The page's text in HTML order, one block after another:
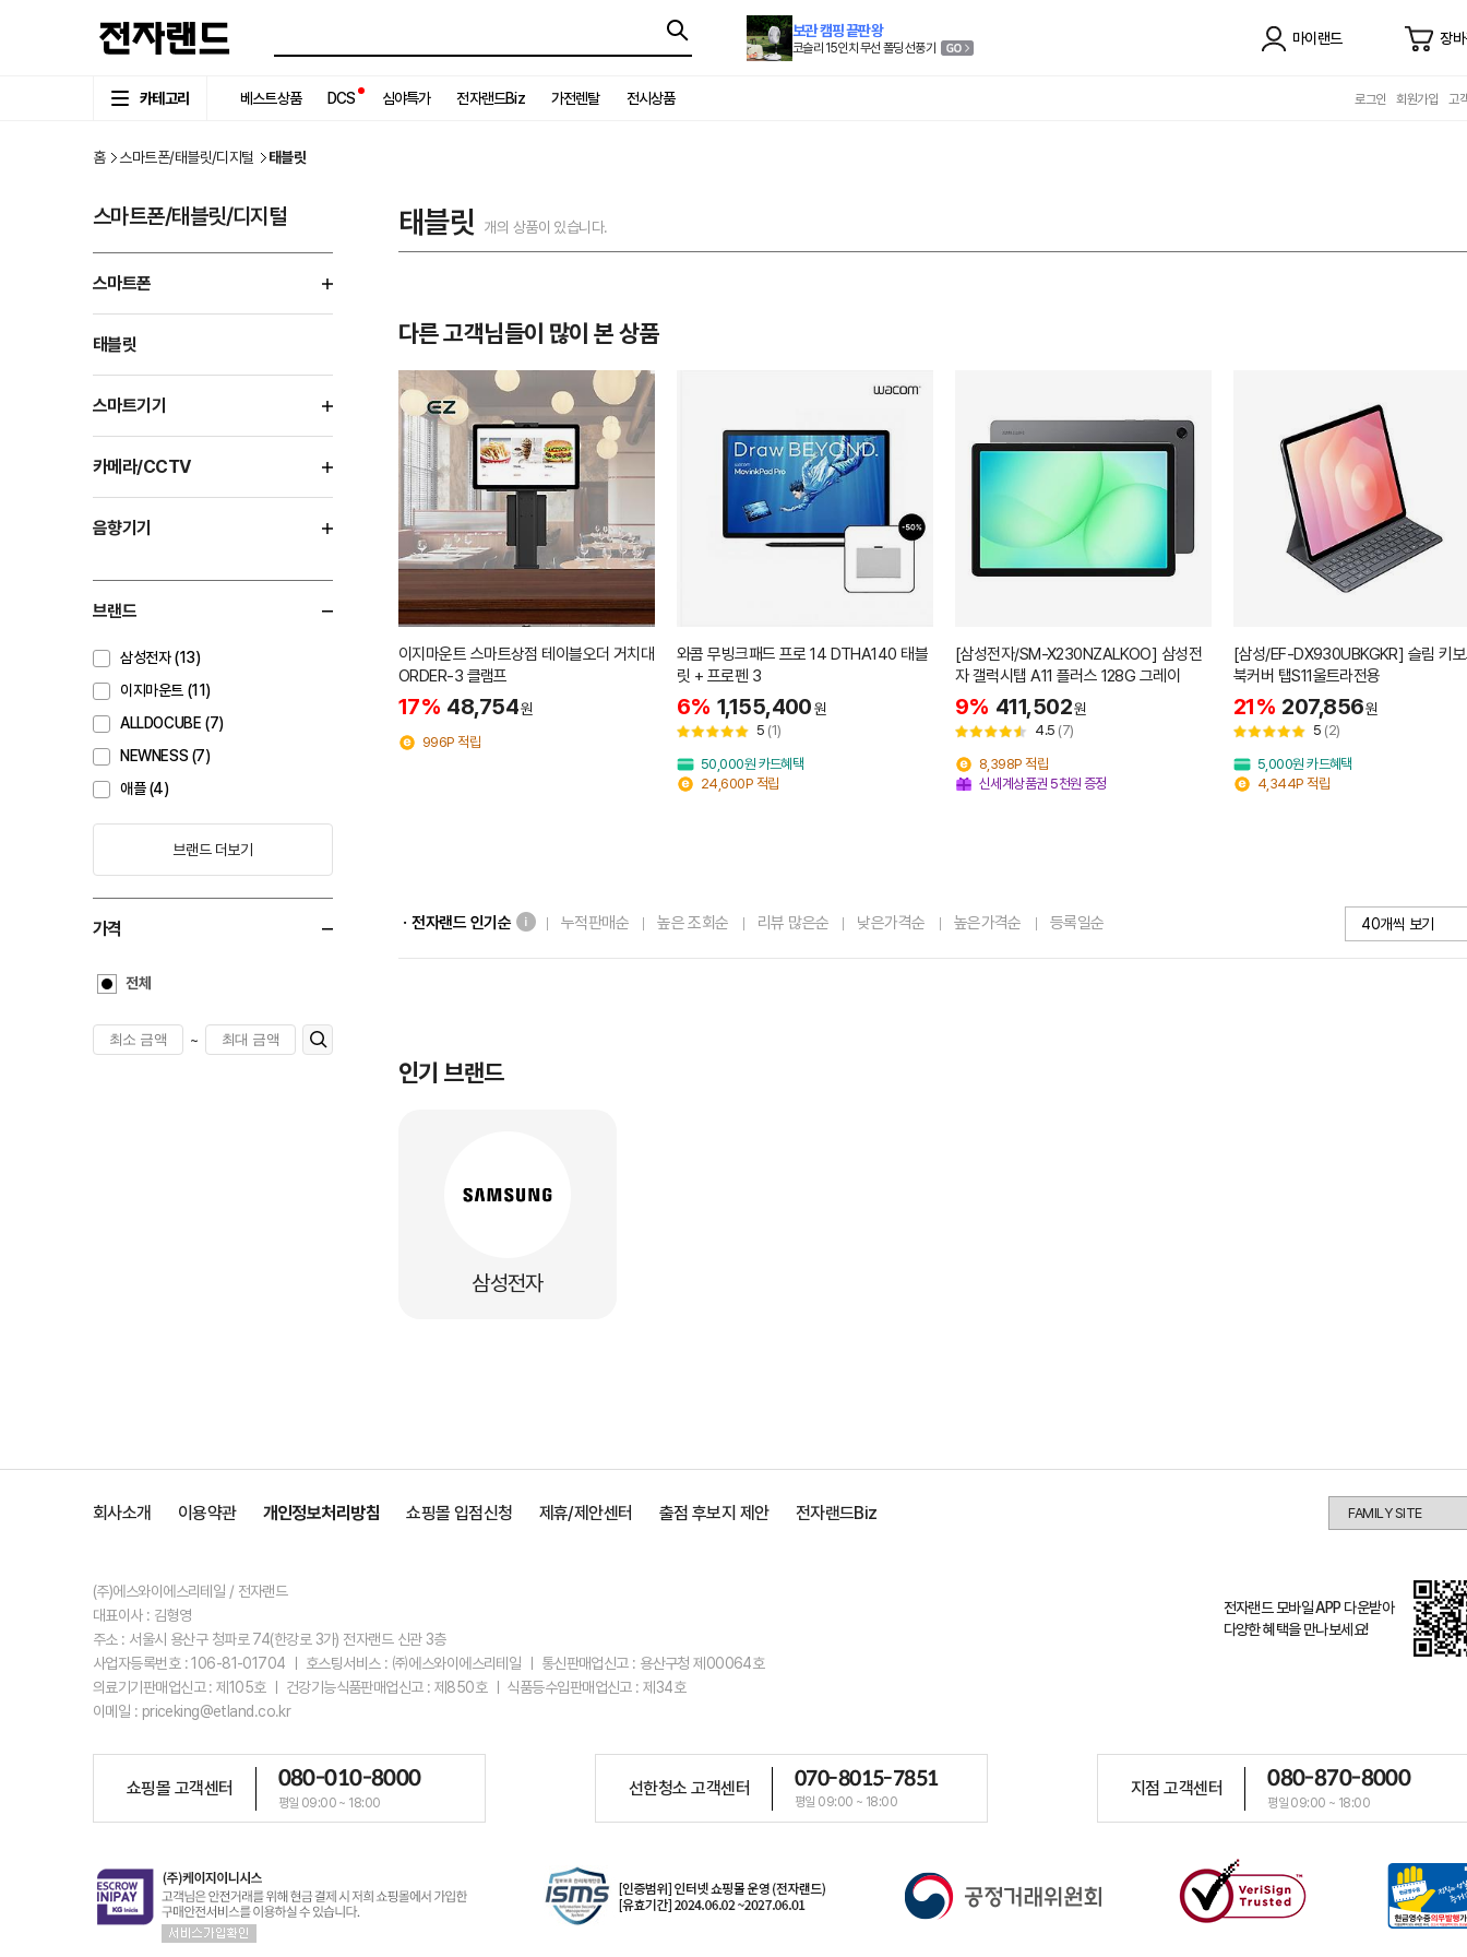
보관 캠핑 끝판왕
코슬리 15인치 무선 폴딩 선풍기
마이랜드 장
카테고리 베스트상품 DCS 심야특가 전자랜드Biz 가전렌탈 전시상품 로그인 회원가입 고
홈 스마트폰/태블릿/디지털 태블릿
스마트폰/태블릿/디지털
스마트폰
태블릿
스마트기기
카메라/CCTV
음향기기
브랜드
삼성전자 (13)
이지마운트 (11)
ALLDOCUBE (7)
NEWNESS (7)
애플 (4)
브랜드 더보기
가격
전체
~
태블릿 개의 상품이 있습니다.
다른 고객님들이 많이 본 상품
이지마운트 스마트상점 테이블오더 거치대
ORDER-3 클램프
17% 48,754원
996P 적립
와콤 무빙크패드 프로 14 DTHA140 태블
릿 + 프로펜 3
6% 1,155,400원
5 (1)
50,000원 카드혜택
24,600P 적립
[삼성전자/SM-X230NZALKOO] 삼성전
자 갤럭시탭 A11 플러스 128G 그레이
9% 411,502원
4.5 (7)
8,398P 적립
신세계상품권 5천원 증정
[삼성/EF-DX930UBKGKR] 슬림 키
북커버 탭S11울트라전용
21% 207,856원
5 (2)
5,000원 카드혜택
4,344P 적립
ㆍ전자랜드 인기순 누적판매순 높은 조회순 리뷰 많은순 낮은가격순 높은가격순 등록일순
인기 브랜드
삼성전자
회사소개 이용약관 개인정보처리방침 쇼핑몰 입점신청 제휴/제안센터 출점 후보지 제안 전자랜드Biz
(주)에스와이에스리테일 / 전자랜드
대표이사 : 김형영
주소 : 서울시 용산구 청파로 74(한강로 3가) 전자랜드 신관 3층
사업자등록번호 : 106-81-01704 ㅣ 호스팅서비스 : ㈜에스와이에스리테일 ㅣ 통신판매업신고 : 용산구청 제00064호
의료기기판매업신고 : 제105호 ㅣ 건강기능식품판매업신고 : 제850호 ㅣ 식품등수입판매업신고 : 제34호
이메일 : priceking@etland.co.kr
전자랜드 모바일 APP 다운받아
다양한 혜택을 만나보세요!
쇼핑몰 고객센터 080-010-8000
평일 09:00 ~ 18:00
선한청소 고객센터 070-8015-7851
평일 09:00 ~ 18:00
지점 고객센터 080-870-8000
평일 09:00 ~ 18:00